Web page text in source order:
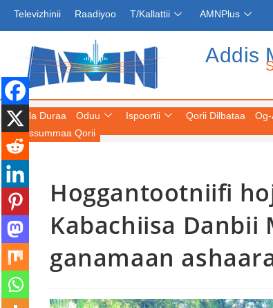
Televizhinii Raadiyoo T/Kallattii AMNPlus
Addis
Fuula Duraa Oduu Ispoortii Qorii Dilbataa
Keessummaa Qorii
Hoggantootniifi
Kabachiisa Danbii
ganamaan